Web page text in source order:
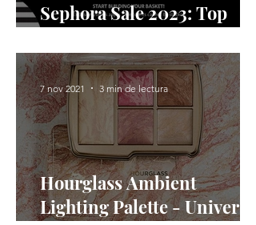
Sephora Sale 2023: Top
Hourglass Ambient
Lighting Palette - Universe
7 nov 2021 3 min de lectura